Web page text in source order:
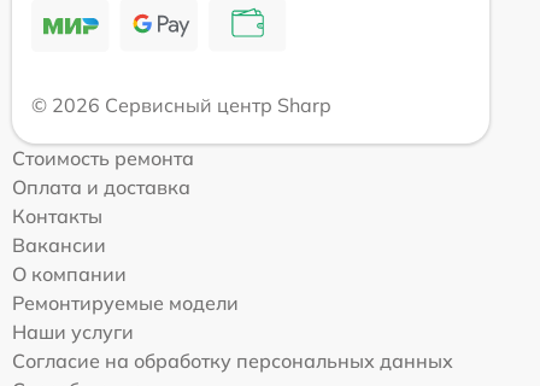
© 2026 Сервисный центр Sharp
Стоимость ремонта
Оплата и доставка
Контакты
Вакансии
О компании
Ремонтируемые модели
Наши услуги
Согласие на обработку персональных данных